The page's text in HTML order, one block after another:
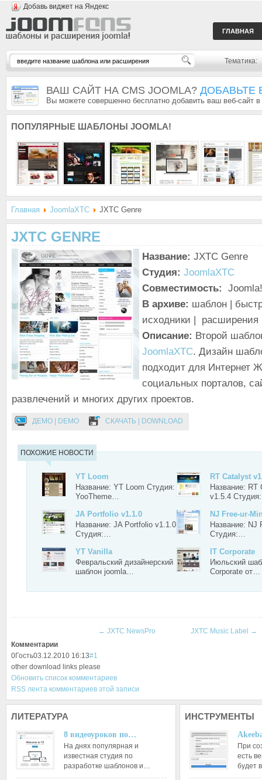
Добавь виджет на Яндекс
ГЛАВНАЯ
Тематика:
ВАШ САЙТ НА CMS JOOMLA? ДОБАВЬТЕ
Вы можете совершенно бесплатно добавить ваш веб-сайт
ПОПУЛЯРНЫЕ ШАБЛОНЫ JOOMLA!
Главная JoomlaXTC JXTC Genre
JXTC GENRE
Название: JXTC Genre
Студия: JoomlaXTC
Совместимость:
В архиве: шаблон |
исходники | расширения
Описание: Второй
JoomlaXTC. Дизайн
подходит для Интернет
социальных порталов,
развлечений и многих других проектов.
ДЕМО | DEMO СКАЧАТЬ | DOWNLOAD
ПОХОЖИЕ НОВОСТИ
YT Loom
Название: YT Loom Студия:
YooTheme…
RT Catalyst
Название: RT
v1.5.4
JA Portfolio v1.1.0
Название: JA Portfolio v1.1.0
Студия:…
NJ Free-ur-
Название: NJ
Студия:…
YT Vanilla
Февральский дизайнерский
шаблон joomla…
IT Corporate
Июльский
Corporate от…
← JXTC NewsPro JXTC Music Label
→
Комментарии
0Гость03.12.2010 16:13#1
other download links please
Обновить список комментариев
RSS лента комментариев этой записи
ЛИТЕРАТУРА
8 видеоуроков по…
На днях популярная и
известная студия по
разработке шаблонов и…
ИНСТРУМЕНТЫ
При
есть
будет